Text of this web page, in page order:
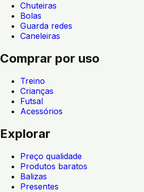
Chuteiras
Bolas
Guarda redes
Caneleiras
Comprar por uso
Treino
Crianças
Futsal
Acessórios
Explorar
Preço qualidade
Produtos baratos
Balizas
Presentes